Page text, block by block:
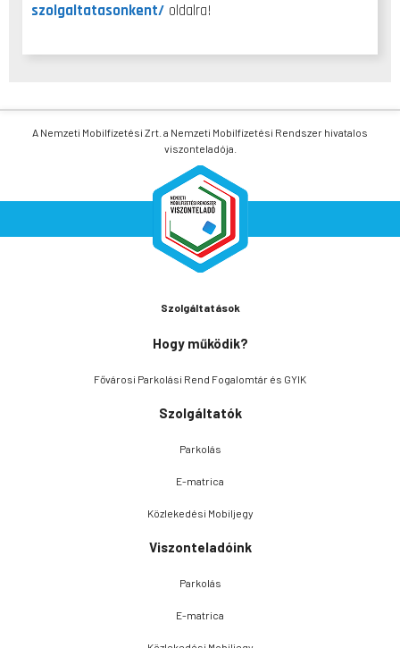
szolgaltatasonkent/ oldalra!
A Nemzeti Mobilfizetési Zrt. a Nemzeti Mobilfizetési Rendszer hivatalos
viszonteladója.
Szolgáltatások
Hogy működik?
Fővárosi Parkolási Rend Fogalomtár és GYIK
Szolgáltatók
Parkolás
E-matrica
Közlekedési Mobiljegy
Viszonteladóink
Parkolás
E-matrica